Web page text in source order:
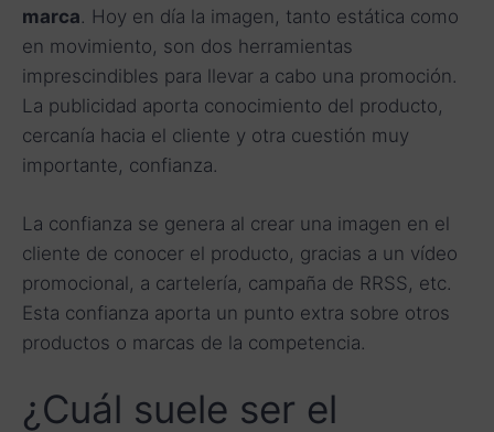
marca. Hoy en día la imagen, tanto estática como
en movimiento, son dos herramientas
imprescindibles para llevar a cabo una promoción.
La publicidad aporta conocimiento del producto,
cercanía hacia el cliente y otra cuestión muy
importante, confianza.
La confianza se genera al crear una imagen en el
cliente de conocer el producto, gracias a un vídeo
promocional, a cartelería, campaña de RRSS, etc.
Esta confianza aporta un punto extra sobre otros
productos o marcas de la competencia.
¿Cuál suele ser el